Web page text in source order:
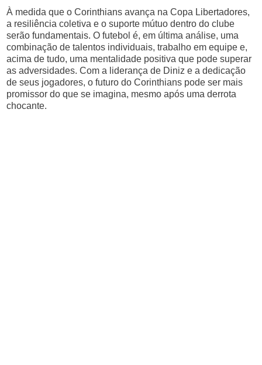
À medida que o Corinthians avança na Copa Libertadores,
a resiliência coletiva e o suporte mútuo dentro do clube
serão fundamentais. O futebol é, em última análise, uma
combinação de talentos individuais, trabalho em equipe e,
acima de tudo, uma mentalidade positiva que pode superar
as adversidades. Com a liderança de Diniz e a dedicação
de seus jogadores, o futuro do Corinthians pode ser mais
promissor do que se imagina, mesmo após uma derrota
chocante.